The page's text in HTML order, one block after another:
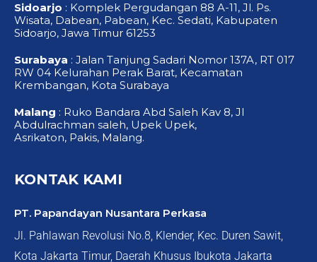
Sidoarjo : Komplek Pergudangan 88 A-11, Jl. Ps.
Wisata, Dabean, Pabean, Kec. Sedati, Kabupaten
Sidoarjo, Jawa Timur 61253
Surabaya : Jalan Tanjung Sadari Nomor 137A, RT 017
RW 04 Kelurahan Perak Barat, Kecamatan
Krembangan, Kota Surabaya
Malang : Ruko Bandara Abd Saleh Kav 8, Jl
Abdulrachman saleh, Upek Upek,
Asrikaton, Pakis, Malang.
KONTAK KAMI
PT. Papandayan Nusantara Perkasa
Jl. Pahlawan Revolusi No.8, Klender, Kec. Duren Sawit,
Kota Jakarta Timur, Daerah Khusus Ibukota Jakarta